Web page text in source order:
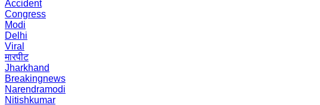
Accident
Congress
Modi
Delhi
Viral
मारपीट
Jharkhand
Breakingnews
Narendramodi
Nitishkumar